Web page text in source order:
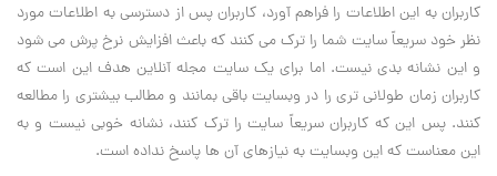
کاربران به این اطلاعات را فراهم آورد، کاربران پس از دسترسی به اطلاعات مورد
نظر خود سریعاً سایت شما را ترک می کنند که باعث افزایش نرخ پرش می شود
و این نشانه بدی نیست. اما برای یک سایت مجله آنلاین هدف این است که
کاربران زمان طولانی تری را در وبسایت باقی بمانند و مطالب بیشتری را مطالعه
کنند. پس این که کاربران سریعاً سایت را ترک کنند، نشانه خوبی نیست و به
این معناست که این وبسایت به نیازهای آن ها پاسخ نداده است.